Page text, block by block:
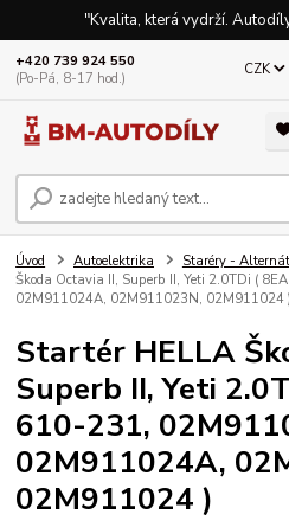
"Kvalita, která vydrží.
CZK
+420 739 924 550
(Po-Pá, 8-17 hod.)
Úvod Autoelektrika Staréry -
Škoda Octavia II, Superb II, Yeti 2.0TDi (
02M911024A, 02M911023N, 02M911024 )
Startér HELLA
Superb II, Yeti
610-231,
02M911024A,
02M911024 )